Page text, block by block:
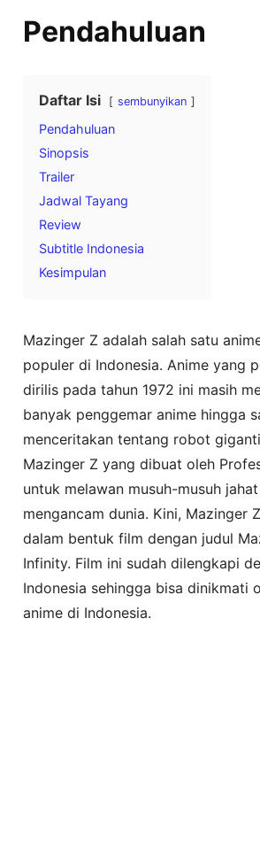
Pendahuluan
Daftar Isi sembunyikan
Pendahuluan
Sinopsis
Trailer
Jadwal Tayang
Review
Subtitle Indonesia
Kesimpulan
Mazinger Z adalah salah satu
populer di Indonesia. Anime yang
dirilis pada tahun 1972 ini masih
banyak penggemar anime hingga
menceritakan tentang robot
Mazinger Z yang dibuat oleh
untuk melawan musuh-musuh
mengancam dunia. Kini, Mazinger
dalam bentuk film dengan judul
Infinity. Film ini sudah dilengkapi
Indonesia sehingga bisa dinikmati
anime di Indonesia.